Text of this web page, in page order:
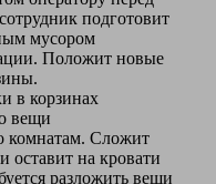
подготовит
мусором
Положит новые
в корзинах
вещи
комнатам. Сложит
оставит на кровати
разложить вещи